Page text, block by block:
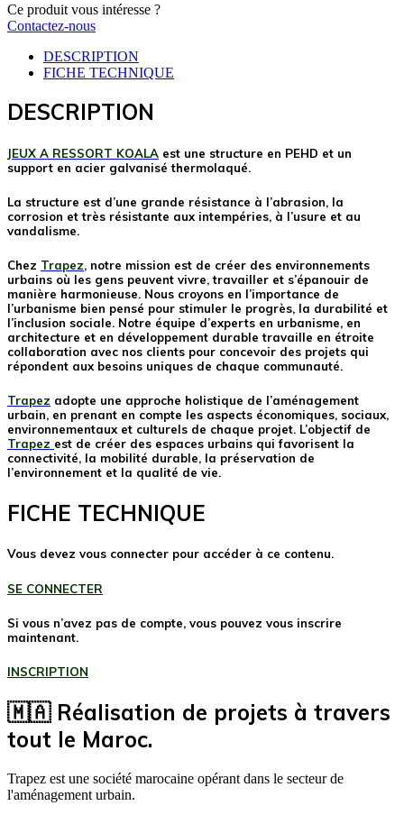
Ce produit vous intéresse ?
Contactez-nous
DESCRIPTION
FICHE TECHNIQUE
DESCRIPTION
JEUX A RESSORT KOALA est une structure en PEHD et un
support en acier galvanisé thermolaqué.
La structure est d’une grande résistance à l’abrasion, la
corrosion et très résistante aux intempéries, à l’usure et au
vandalisme.
Chez Trapez, notre mission est de créer des environnements
urbains où les gens peuvent vivre, travailler et s’épanouir de
manière harmonieuse. Nous croyons en l’importance de
l’urbanisme bien pensé pour stimuler le progrès, la durabilité et
l’inclusion sociale. Notre équipe d’experts en urbanisme, en
architecture et en développement durable travaille en étroite
collaboration avec nos clients pour concevoir des projets qui
répondent aux besoins uniques de chaque communauté.
Trapez adopte une approche holistique de l’aménagement
urbain, en prenant en compte les aspects économiques, sociaux,
environnementaux et culturels de chaque projet. L’objectif de
Trapez est de créer des espaces urbains qui favorisent la
connectivité, la mobilité durable, la préservation de
l’environnement et la qualité de vie.
FICHE TECHNIQUE
Vous devez vous connecter pour accéder à ce contenu.
SE CONNECTER
Si vous n’avez pas de compte, vous pouvez vous inscrire
maintenant.
INSCRIPTION
🇲🇦 Réalisation de projets à travers
tout le Maroc.
Trapez est une société marocaine opérant dans le secteur de
l'aménagement urbain.